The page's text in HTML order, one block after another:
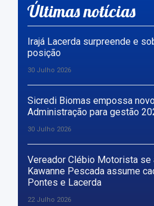
Últimas notícias
Irajá Lacerda surpreende e
posição
30 Julho 2026
Sicredi Biomas empossa
Administração para gestão
30 Julho 2026
Vereador Clébio Motorista
Kawanne Pescada assume
Pontes e Lacerda
22 Julho 2026